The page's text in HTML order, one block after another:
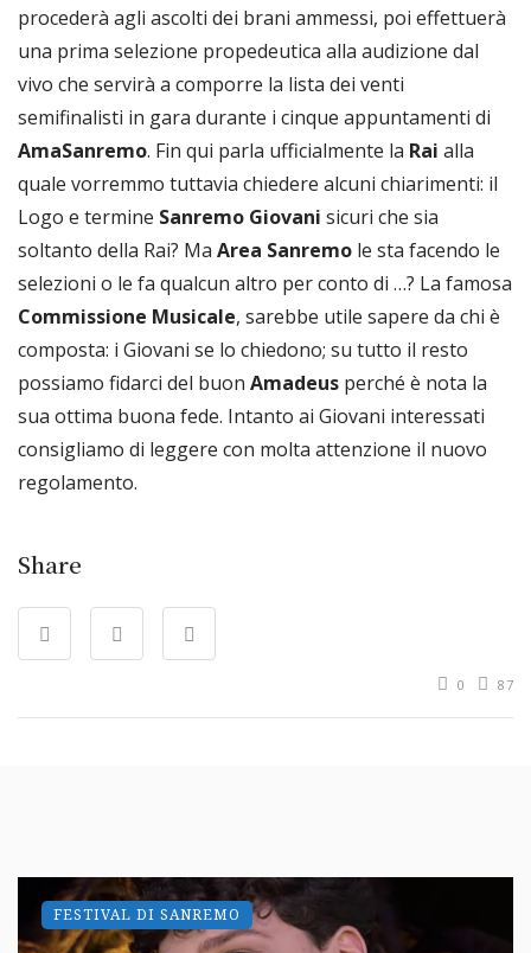
procederà agli ascolti dei brani ammessi, poi effettuerà
una prima selezione propedeutica alla audizione dal
vivo che servirà a comporre la lista dei venti
semifinalisti in gara durante i cinque appuntamenti di
AmaSanremo. Fin qui parla ufficialmente la Rai alla
quale vorremmo tuttavia chiedere alcuni chiarimenti: il
Logo e termine Sanremo Giovani sicuri che sia
soltanto della Rai? Ma Area Sanremo le sta facendo le
selezioni o le fa qualcun altro per conto di …? La famosa
Commissione Musicale, sarebbe utile sapere da chi è
composta: i Giovani se lo chiedono; su tutto il resto
possiamo fidarci del buon Amadeus perché è nota la
sua ottima buona fede. Intanto ai Giovani interessati
consigliamo di leggere con molta attenzione il nuovo
regolamento.
Share
0 87
FESTIVAL DI SANREMO